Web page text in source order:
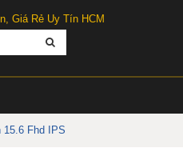
Giá Rẻ Uy Tín HCM
15.6 Fhd IPS